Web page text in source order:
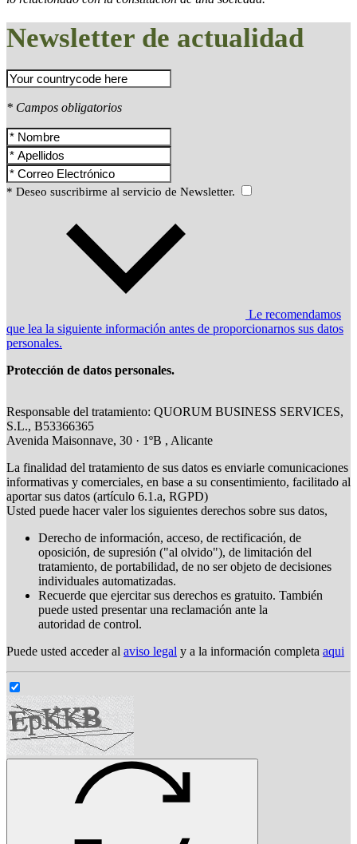
Newsletter de actualidad
* Campos obligatorios
* Deseo suscribirme al servicio de Newsletter.
Le recomendamos
que lea la siguiente información antes de proporcionarnos sus datos
personales.
Protección de datos personales.
Responsable del tratamiento: QUORUM BUSINESS SERVICES,
S.L., B53366365
Avenida Maisonnave, 30 · 1ºB , Alicante
La finalidad del tratamiento de sus datos es enviarle comunicaciones
informativas y comerciales, en base a su consentimiento, facilitado al
aportar sus datos (artículo 6.1.a, RGPD)
Usted puede hacer valer los siguientes derechos sobre sus datos,
Derecho de información, acceso, de rectificación, de
oposición, de supresión ("al olvido"), de limitación del
tratamiento, de portabilidad, de no ser objeto de decisiones
individuales automatizadas.
Recuerde que ejercitar sus derechos es gratuito. También
puede usted presentar una reclamación ante la
autoridad de control.
Puede usted acceder al aviso legal y a la información completa aqui